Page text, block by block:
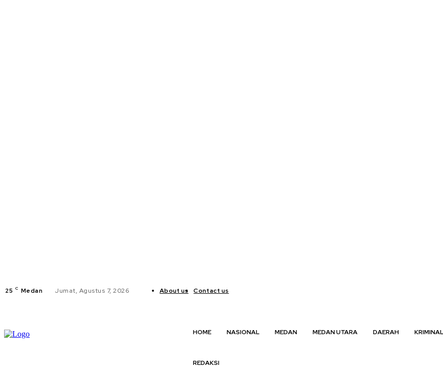
25 C Medan Jumat, Agustus 7, 2026 About us Contact us
HOME NASIONAL MEDAN MEDAN UTARA DAERAH KRIMINAL
REDAKSI